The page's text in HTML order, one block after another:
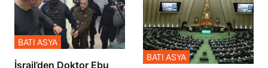
İsrail’den Doktor Ebu
BATI ASYA
BATI ASYA